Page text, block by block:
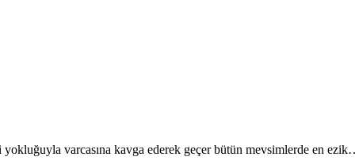
varcasına kavga ederek geçer bütün mevsimlerde en